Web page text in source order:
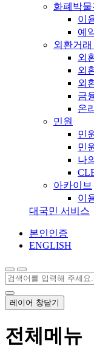
화폐박물
이
예
외환거
외
외
외
금
온
민원
민
민
나
아카이브
이
대국민 서비스
본인인증
ENGLISH
레이어 창닫기
전체메뉴